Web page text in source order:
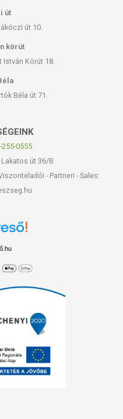
út
út 10.
körút
István Körút 18.
Béla út 71.
255-0555
út 36/B
- Partneri - Sales: